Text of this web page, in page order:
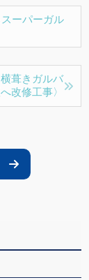
ーパーガル
葺きガルバ
改修工事〉